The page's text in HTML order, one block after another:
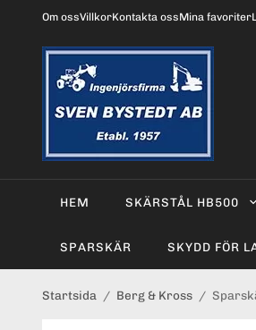
Om ossVillkorKontakta ossMina favoriter
HEM SKÄRSTÅL HB500
SPARSKÄR SKYDD FÖR
Startsida / Berg & Kross /